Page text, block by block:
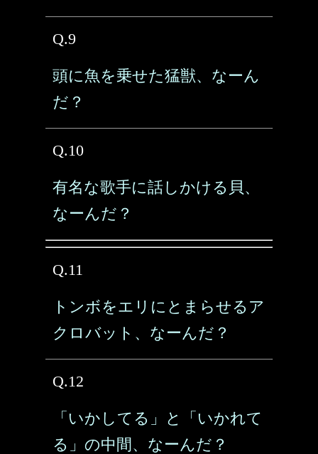
Q.9
頭に魚を乗せた猛獣、なーん
だ？
Q.10
有名な歌手に話しかける貝、
なーんだ？
Q.11
トンボをエリにとまらせるア
クロバット、なーんだ？
Q.12
「いかしてる」と「いかれて
る」の中間、なーんだ？